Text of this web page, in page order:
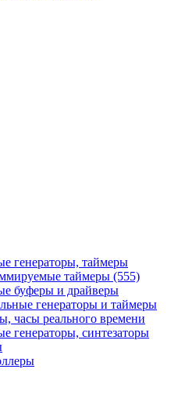
генераторы, таймеры
таймеры (555)
буферы и драйверы
генераторы и таймеры
часы реального времени
генераторы, синтезаторы